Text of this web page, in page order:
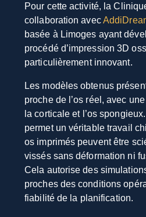
Pour cette activité, la
collaboration avec
basée à Limoges ayant
procédé d’impression 3D
particulièrement innovant.
Les modèles obtenus
proche de l’os réel, avec
la corticale et l’os
permet un véritable travail
os imprimés peuvent être
vissés sans déformation ni
Cela autorise des
proches des conditions
fiabilité de la planification.